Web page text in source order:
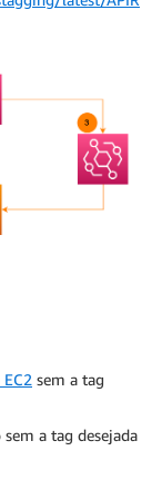
sem a tag
a tag desejada